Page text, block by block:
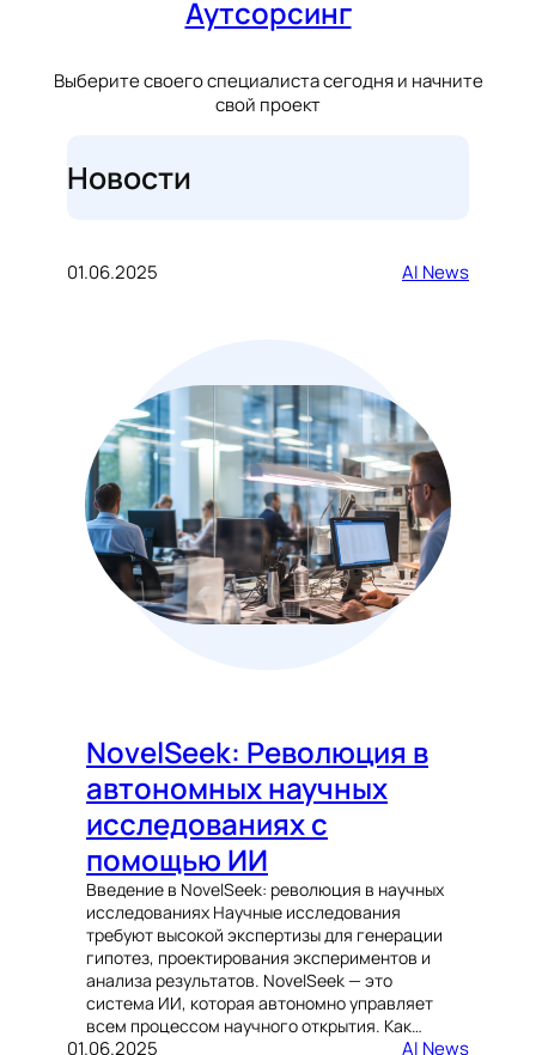
Аутсорсинг
Выберите своего специалиста сегодня и начните
свой проект
Новости
01.06.2025 AI News
NovelSeek: Революция в
автономных научных
исследованиях с
помощью ИИ
Введение в NovelSeek: революция в научных
исследованиях Научные исследования
требуют высокой экспертизы для генерации
гипотез, проектирования экспериментов и
анализа результатов. NovelSeek — это
система ИИ, которая автономно управляет
всем процессом научного открытия. Как…
01.06.2025 AI News